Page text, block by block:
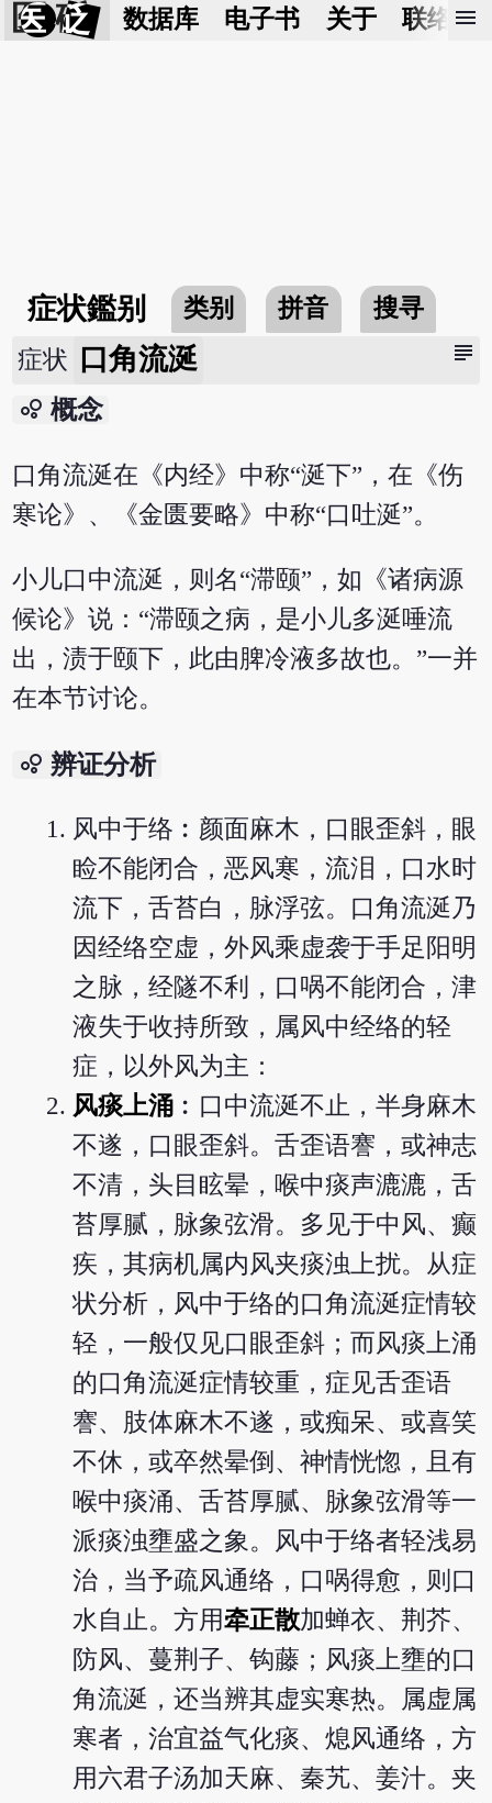
医 砭 数据库 电子书 关于 联络我
menu
症状鑑别 类别 拼音 搜寻
subject
症状 口角流涎
bubble_chart 概念
口角流涎在《内经》中称“涎下”，在《伤
寒论》、《金匮要略》中称“口吐涎”。
小儿口中流涎，则名“滞颐”，如《诸病源
候论》说：“滞颐之病，是小儿多涎唾流
出，渍于颐下，此由脾冷液多故也。”一并
在本节讨论。
bubble_chart 辨证分析
风中于络︰颜面麻木，口眼歪斜，眼
睑不能闭合，恶风寒，流泪，口水时
流下，舌苔白，脉浮弦。口角流涎乃
因经络空虚，外风乘虚袭于手足阳明
之脉，经隧不利，口㖞不能闭合，津
液失于收持所致，属风中经络的轻
症，以外风为主：
风痰上涌 ︰口中流涎不止，半身麻木
不遂，口眼歪斜。舌歪语謇，或神志
不清，头目眩晕，喉中痰声漉漉，舌
苔厚腻，脉象弦滑。多见于中风、癫
疾，其病机属内风夹痰浊上扰。从症
状分析，风中于络的口角流涎症情较
轻，一般仅见口眼歪斜；而风痰上涌
的口角流涎症情较重，症见舌歪语
謇、肢体麻木不遂，或痴呆、或喜笑
不休，或卒然晕倒、神情恍惚，且有
喉中痰涌、舌苔厚腻、脉象弦滑等一
派痰浊壅盛之象。风中于络者轻浅易
治，当予疏风通络，口㖞得愈，则口
水自止。方用牵正散加蝉衣、荆芥、
防风、蔓荆子、钩藤；风痰上壅的口
角流涎，还当辨其虚实寒热。属虚属
寒者，治宜益气化痰、熄风通络，方
用六君子汤加天麻、秦艽、姜汁。夹